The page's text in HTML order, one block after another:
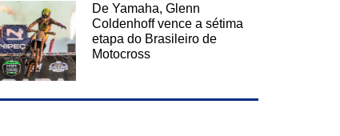
De Yamaha, Glenn
Coldenhoff vence a sétima
etapa do Brasileiro de
Motocross